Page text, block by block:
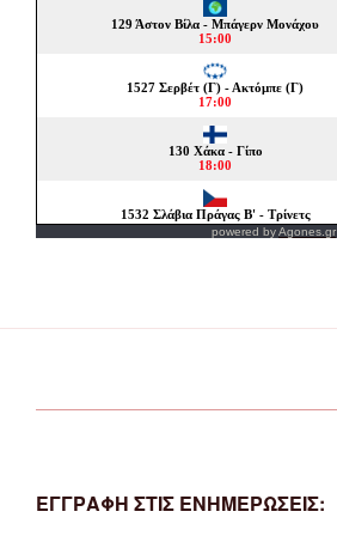
powered byAgones.gr
ΕΓΓΡΑΦΗ ΣΤΙΣ ΕΝΗΜΕΡΩΣΕΙΣ: